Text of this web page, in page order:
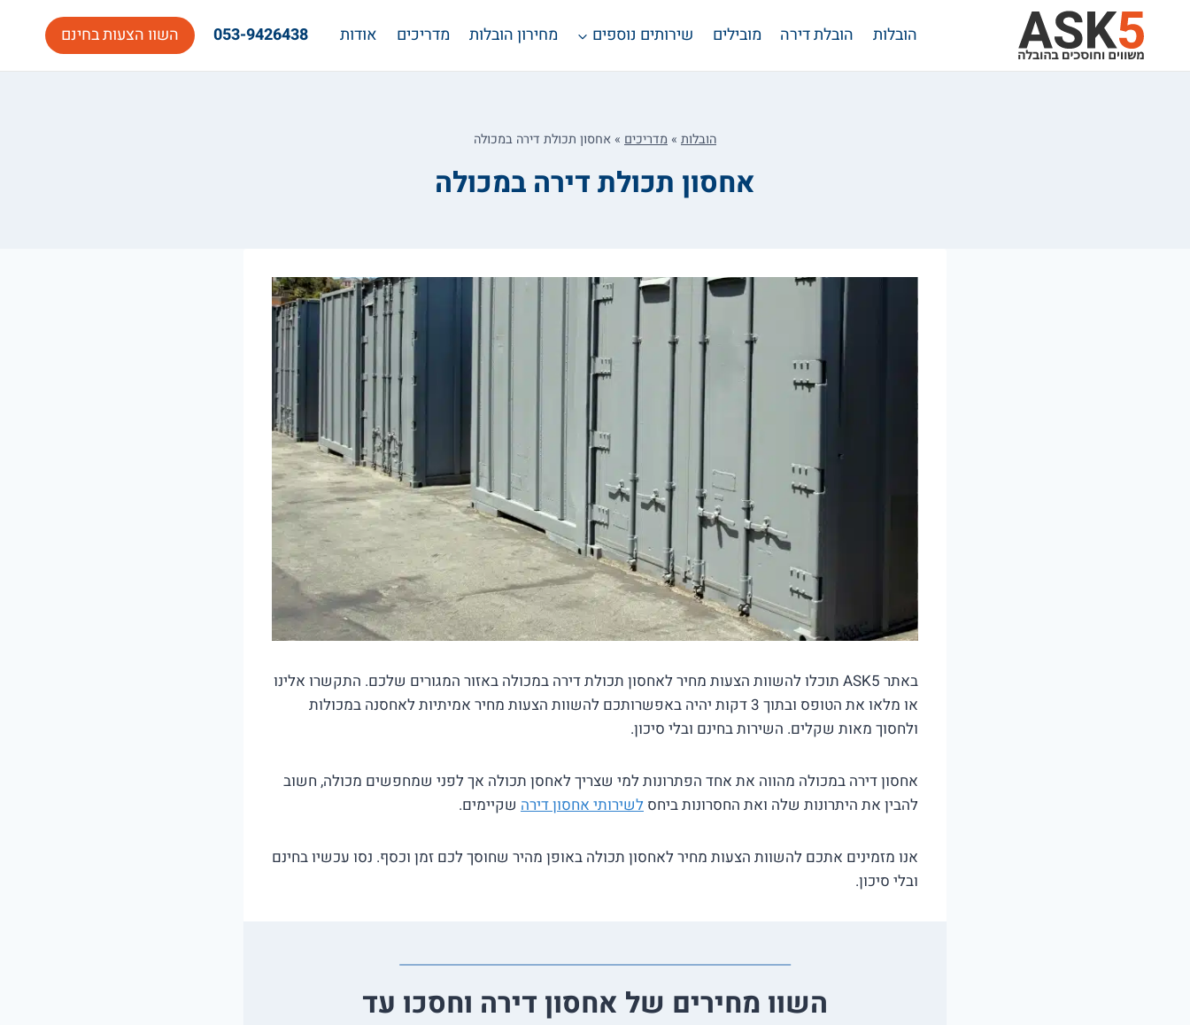
content
הובלות הובלת דירה מובילים שירותים נוספים מחירון הובלות מדריכים אודות 053-9426438 השוו הצעות בחינם
הובלות » מדריכים » אחסון תכולת דירה במכולה
אחסון תכולת דירה במכולה
באתר ASK5 תוכלו להשוות הצעות מחיר לאחסון תכולת דירה במכולה באזור המגורים שלכם. התקשרו אלינו
או מלאו את הטופס ובתוך 3 דקות יהיה באפשרותכם להשוות הצעות מחיר אמיתיות לאחסנה במכולות
ולחסוך מאות שקלים. השירות בחינם ובלי סיכון.
אחסון דירה במכולה מהווה את אחד הפתרונות למי שצריך לאחסן תכולה אך לפני שמחפשים מכולה, חשוב
להבין את היתרונות שלה ואת החסרונות ביחס לשירותי אחסון דירה שקיימים.
אנו מזמינים אתכם להשוות הצעות מחיר לאחסון תכולה באופן מהיר שחוסך לכם זמן וכסף. נסו עכשיו בחינם
ובלי סיכון.
השוו מחירים של אחסון דירה וחסכו עד